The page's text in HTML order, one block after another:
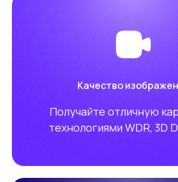
Качество
Получайте отличную
технологиями WDR, 3D